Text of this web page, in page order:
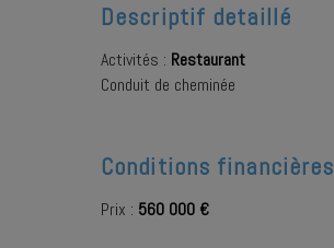
Descriptif detaillé
Activités : Restaurant
Conduit de cheminée
Conditions financières
Prix : 560 000 €